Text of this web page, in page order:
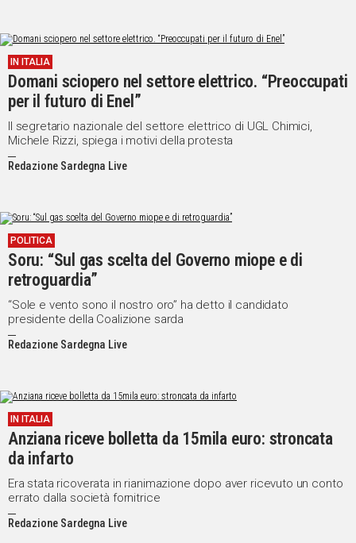
IN ITALIA
Domani sciopero nel settore elettrico. “Preoccupati
per il futuro di Enel”
Il segretario nazionale del settore elettrico di UGL Chimici,
Michele Rizzi, spiega i motivi della protesta
Redazione Sardegna Live
POLITICA
Soru: “Sul gas scelta del Governo miope e di
retroguardia”
“Sole e vento sono il nostro oro” ha detto il candidato
presidente della Coalizione sarda
Redazione Sardegna Live
IN ITALIA
Anziana riceve bolletta da 15mila euro: stroncata
da infarto
Era stata ricoverata in rianimazione dopo aver ricevuto un conto
errato dalla società fornitrice
Redazione Sardegna Live